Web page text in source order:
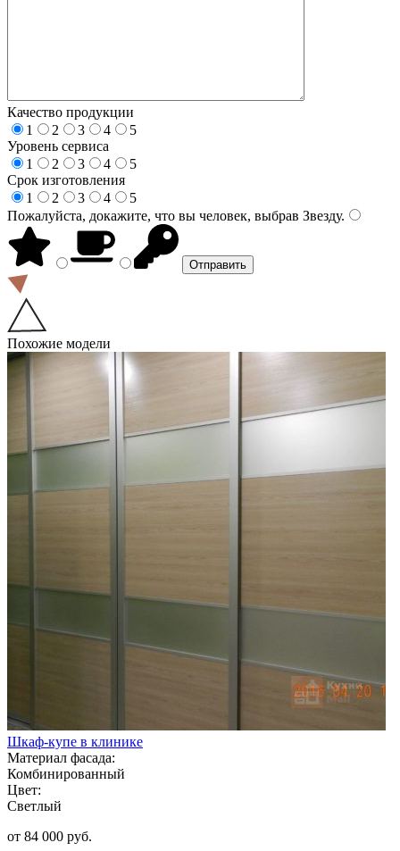
Качество продукции
1
2 3 4
5
Уровень сервиса
1
2 3 4
5
Срок изготовления
1
2 3 4
5
Пожалуйста, докажите, что вы человек, выбрав Звезду.
Похожие модели
Шкаф-купе в клинике
Материал фасада:
Комбинированный
Цвет:
Светлый
от 84 000 руб.